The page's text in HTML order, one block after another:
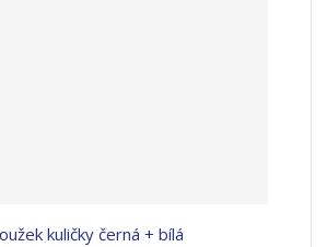
kuličky černá + bílá